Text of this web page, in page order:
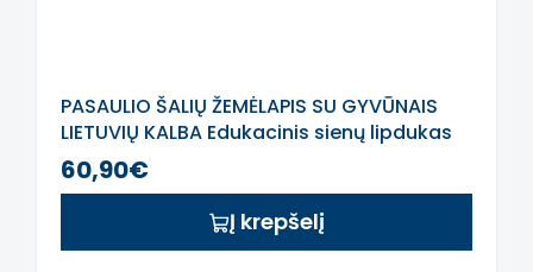
PASAULIO ŠALIŲ ŽEMĖLAPIS SU GYVŪNAIS
LIETUVIŲ KALBA Edukacinis sienų lipdukas
60,90€
Į krepšelį